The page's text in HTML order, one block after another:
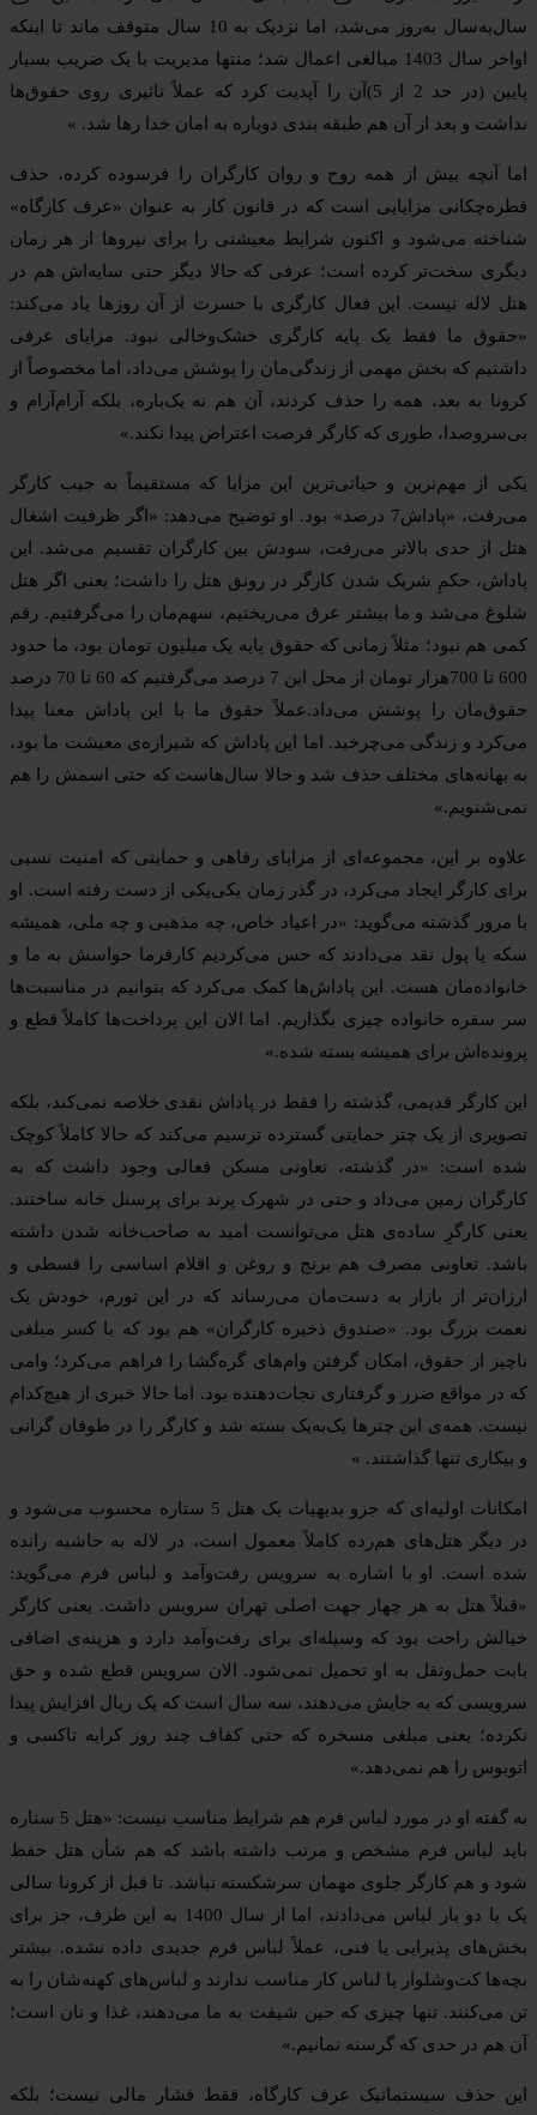
سال‌به‌سال به‌روز می‌شد، اما نزدیک به 10 سال متوقف ماند تا اینکه
اواخر سال 1403 مبالغی اعمال شد؛ منتها مدیریت با یک ضریب بسیار
پایین (در حد 2 از 5)آن را آپدیت کرد که عملاً تاثیری روی حقوق‌ها
نداشت و بعد از آن هم طبقه بندی دوباره به امان خدا رها شد. »
اما آنچه بیش از همه روح و روان کارگران را فرسوده کرده، حذف
قطره‌چکانی مزایایی است که در قانون کار به عنوان «عرف کارگاه»
شناخته می‌شود و اکنون شرایط معیشتی را برای نیروها از هر زمان
دیگری سخت‌تر کرده است؛ عرفی که حالا دیگر حتی سایه‌اش هم در
هتل لاله نیست. این فعال کارگری با حسرت از آن روزها یاد می‌کند:
«حقوق ما فقط یک پایه کارگری خشک‌وخالی نبود. مزایای عرفی
داشتیم که بخش مهمی از زندگی‌مان را پوشش می‌داد، اما مخصوصاً از
کرونا به بعد، همه را حذف کردند، آن هم نه یک‌باره، بلکه آرام‌آرام و
بی‌سروصدا، طوری که کارگر فرصت اعتراض پیدا نکند.»
یکی از مهم‌ترین و حیاتی‌ترین این مزایا که مستقیماً به جیب کارگر
می‌رفت، «پاداش7 درصد» بود. او توضیح می‌دهد: «اگر ظرفیت اشغال
هتل از حدی بالاتر می‌رفت، سودش بین کارگران تقسیم می‌شد. این
پاداش، حکمِ شریک شدن کارگر در رونق هتل را داشت؛ یعنی اگر هتل
شلوغ می‌شد و ما بیشتر عرق می‌ریختیم، سهم‌مان را می‌گرفتیم. رقم
کمی هم نبود؛ مثلاً زمانی که حقوق پایه یک میلیون تومان بود، ما حدود
600 تا 700هزار تومان از محل این 7 درصد می‌گرفتیم که 60 تا 70 درصد
حقوق‌مان را پوشش می‌داد.عملاً حقوق ما با این پاداش معنا پیدا
می‌کرد و زندگی می‌چرخید. اما این پاداش که شیرازه‌ی معیشت ما بود،
به بهانه‌های مختلف حذف شد و حالا سال‌هاست که حتی اسمش را هم
نمی‌شنویم.»
علاوه بر این، مجموعه‌ای از مزایای رفاهی و حمایتی که امنیت نسبی
برای کارگر ایجاد می‌کرد، در گذر زمان یکی‌یکی از دست رفته است. او
با مرور گذشته می‌گوید: «در اعیاد خاص، چه مذهبی و چه ملی، همیشه
سکه یا پول نقد می‌دادند که حس می‌کردیم کارفرما حواسش به ما و
خانواده‌مان هست. این پاداش‌ها کمک می‌کرد که بتوانیم در مناسبت‌ها
سر سفره خانواده چیزی بگذاریم. اما الان این پرداخت‌ها کاملاً قطع و
پرونده‌اش برای همیشه بسته شده.»
این کارگر قدیمی، گذشته را فقط در پاداش نقدی خلاصه نمی‌کند، بلکه
تصویری از یک چتر حمایتی گسترده ترسیم می‌کند که حالا کاملاً کوچک
شده است: «در گذشته، تعاونی مسکن فعالی وجود داشت که به
کارگران زمین می‌داد و حتی در شهرک پرند برای پرسنل خانه ساختند.
یعنی کارگرِ ساده‌ی هتل می‌توانست امید به صاحب‌خانه شدن داشته
باشد. تعاونی مصرف هم برنج و روغن و اقلام اساسی را قسطی و
ارزان‌تر از بازار به دست‌مان می‌رساند که در این تورم، خودش یک
نعمت بزرگ بود. «صندوق ذخیره کارگران» هم بود که با کسر مبلغی
ناچیز از حقوق، امکان گرفتن وام‌های گره‌گشا را فراهم می‌کرد؛ وامی
که در مواقع ضرر و گرفتاری نجات‌دهنده بود. اما حالا خبری از هیچ‌کدام
نیست. همه‌ی این چترها یک‌به‌یک بسته شد و کارگر را در طوفان گرانی
و بیکاری تنها گذاشتند. »
امکانات اولیه‌ای که جزو بدیهیات یک هتل 5 ستاره محسوب می‌شود و
در دیگر هتل‌های هم‌رده کاملاً معمول است، در لاله به حاشیه رانده
شده است. او با اشاره به سرویس رفت‌وآمد و لباس فرم می‌گوید:
«قبلاً هتل به هر چهار جهت اصلی تهران سرویس داشت. یعنی کارگر
خیالش راحت بود که وسیله‌ای برای رفت‌وآمد دارد و هزینه‌ی اضافی
بابت حمل‌ونقل به او تحمیل نمی‌شود. الان سرویس قطع شده و حق
سرویسی که به جایش می‌دهند، سه سال است که یک ریال افزایش پیدا
نکرده؛ یعنی مبلغی مسخره که حتی کفاف چند روز کرایه تاکسی و
اتوبوس را هم نمی‌دهد.»
به گفته او در مورد لباس فرم هم شرایط مناسب نیست: «هتل 5 ستاره
باید لباس فرم مشخص و مرتب داشته باشد که هم شأن هتل حفظ
شود و هم کارگر جلوی مهمان سرشکسته نباشد. تا قبل از کرونا سالی
یک یا دو بار لباس می‌دادند، اما از سال 1400 به این طرف، جز برای
بخش‌های پذیرایی یا فنی، عملاً لباس فرم جدیدی داده نشده. بیشتر
بچه‌ها کت‌وشلوار یا لباس کار مناسب ندارند و لباس‌های کهنه‌شان را به
تن می‌کنند. تنها چیزی که حین شیفت به ما می‌دهند، غذا و نان است؛
آن هم در حدی که گرسنه نمانیم.»
این حذف سیستماتیک عرف کارگاه، فقط فشار مالی نیست؛ بلکه